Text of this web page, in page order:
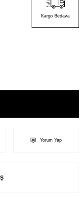
Kargo Bedava
Yorum Yap